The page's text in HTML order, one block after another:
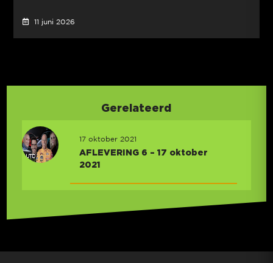
11 juni 2026
Gerelateerd
17 oktober 2021
AFLEVERING 6 – 17 oktober
2021